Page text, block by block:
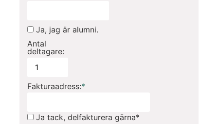
Ja, jag är alumni.
Antal
deltagare:
Fakturaadress:*
Ja tack, delfakturera gärna*